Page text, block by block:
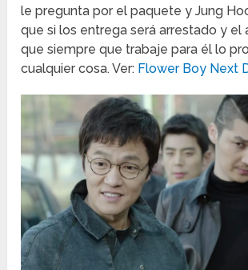
le pregunta por el paquete y Jung
que si los entrega será arrestado y el
que siempre que trabaje para él lo
cualquier cosa. Ver: Flower Boy Next